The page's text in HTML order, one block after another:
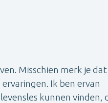
Misschien merk je dat
Ik ben ervan
kunnen vinden,